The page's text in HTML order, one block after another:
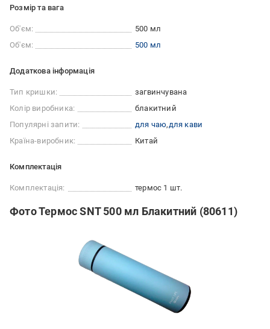
Розмір та вага
Об'єм:
500 мл
Об'єм:
500 мл
Додаткова інформація
Тип кришки:
загвинчувана
Колір виробника:
блакитний
Популярні запити:
для чаю для кави
Країна-виробник:
Китай
Комплектація
Комплектація: термос 1 шт.
Фото Термос SNT 500 мл Блакитний (80611)